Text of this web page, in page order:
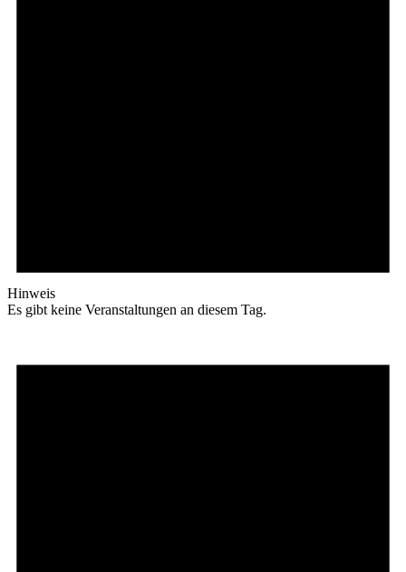
Hinweis
Es gibt keine Veranstaltungen an diesem Tag.